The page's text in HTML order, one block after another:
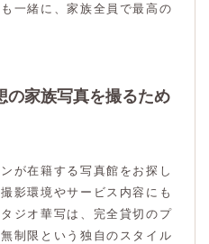
一緒に、家族全員で最高の
の家族写真を撮るため
が在籍する写真館をお探し
影環境やサービス内容にも
ジオ華写は、完全貸切のプ
制限という独自のスタイル